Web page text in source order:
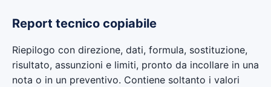
Report tecnico copiabile
Riepilogo con direzione, dati, formula, sostituzione,
risultato, assunzioni e limiti, pronto da incollare in una
nota o in un preventivo. Contiene soltanto i valori